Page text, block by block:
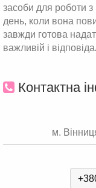
засоби для роботи з
день, коли вона
завжди готова
важливій і
Контактна
м.